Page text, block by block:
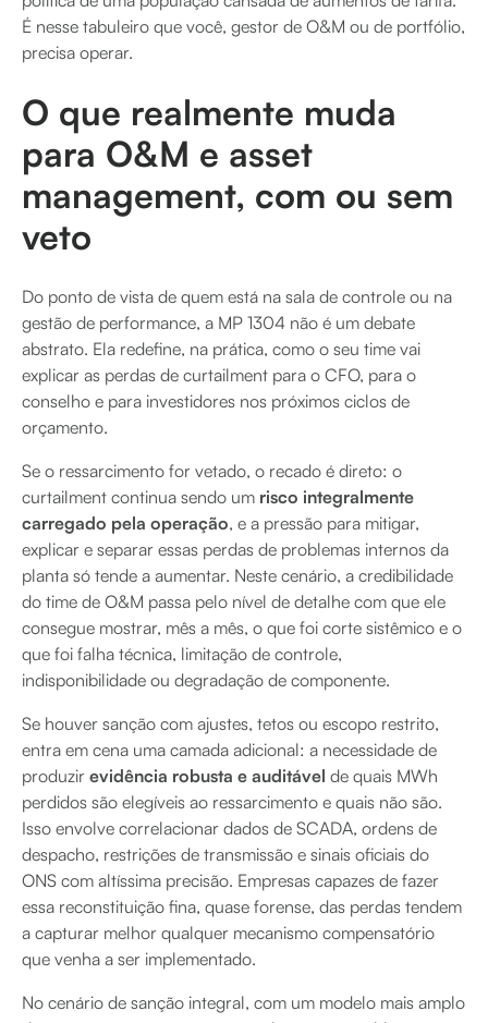
É nesse tabuleiro que você, gestor de O&M ou de portfólio,
precisa operar.
O que realmente muda
para O&M e asset
management, com ou sem
veto
Do ponto de vista de quem está na sala de controle ou na
gestão de performance, a MP 1304 não é um debate
abstrato. Ela redefine, na prática, como o seu time vai
explicar as perdas de curtailment para o CFO, para o
conselho e para investidores nos próximos ciclos de
orçamento.
Se o ressarcimento for vetado, o recado é direto: o
curtailment continua sendo um risco integralmente
carregado pela operação, e a pressão para mitigar,
explicar e separar essas perdas de problemas internos da
planta só tende a aumentar. Neste cenário, a credibilidade
do time de O&M passa pelo nível de detalhe com que ele
consegue mostrar, mês a mês, o que foi corte sistêmico e o
que foi falha técnica, limitação de controle,
indisponibilidade ou degradação de componente.
Se houver sanção com ajustes, tetos ou escopo restrito,
entra em cena uma camada adicional: a necessidade de
produzir evidência robusta e auditável de quais MWh
perdidos são elegíveis ao ressarcimento e quais não são.
Isso envolve correlacionar dados de SCADA, ordens de
despacho, restrições de transmissão e sinais oficiais do
ONS com altíssima precisão. Empresas capazes de fazer
essa reconstituição fina, quase forense, das perdas tendem
a capturar melhor qualquer mecanismo compensatório
que venha a ser implementado.
No cenário de sanção integral, com um modelo mais amplo